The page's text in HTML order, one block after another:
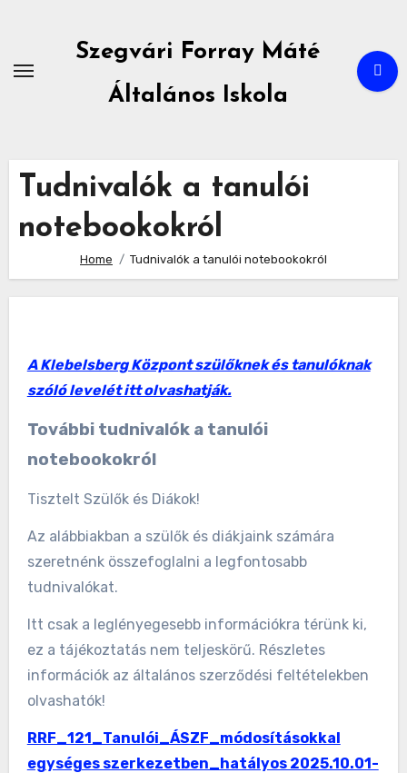
content
Szegvári Forray Máté
Általános Iskola
Tudnivalók a tanulói
notebookokról
Home Tudnivalók a tanulói notebookokról
A Klebelsberg Központ szülőknek és tanulóknak
szóló levelét itt olvashatják.
További tudnivalók a tanulói
notebookokról
Tisztelt Szülők és Diákok!
Az alábbiakban a szülők és diákjaink számára
szeretnénk összefoglalni a legfontosabb
tudnivalókat.
Itt csak a leglényegesebb információkra térünk ki,
ez a tájékoztatás nem teljeskörű. Részletes
információk az általános szerződési feltételekben
olvashatók!
RRF_121_Tanulói_ÁSZF_módosításokkal
egységes szerkezetben_hatályos 2025.10.01-